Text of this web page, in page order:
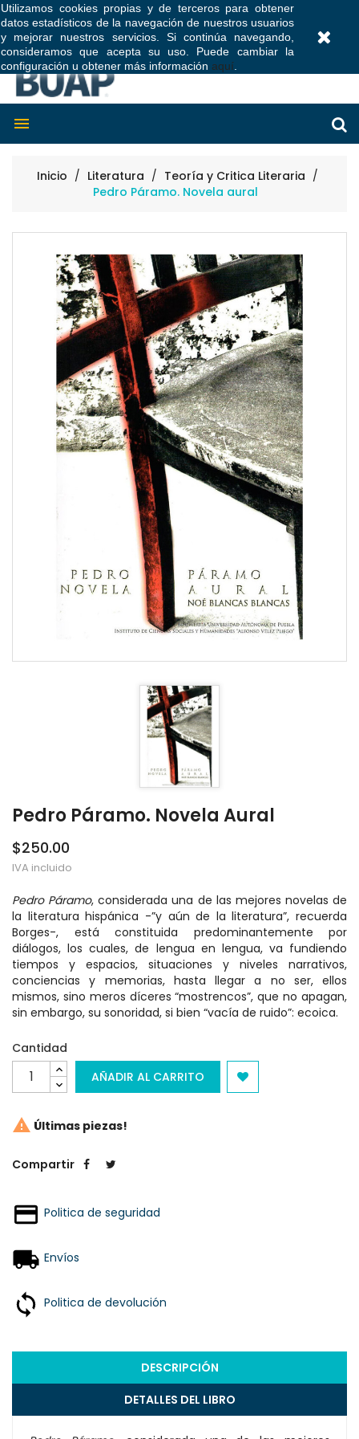
Utilizamos cookies propias y de terceros para obtener
datos estadísticos de la navegación de nuestros usuarios
y mejorar nuestros servicios. Si continúa navegando,
consideramos que acepta su uso. Puede cambiar la
configuración u obtener más información aquí

Inicio Literatura
Teoría y Critica Literaria
Pedro Páramo. Novela aural
Pedro Páramo. Novela Aural
$250.00
IVA incluido
Pedro Páramo, considerada una de las mejores novelas de
la literatura hispánica -”y aún de la literatura”, recuerda
Borges-, está constituida predominantemente por
diálogos, los cuales, de lengua en lengua, va fundiendo
tiempos y espacios, situaciones y niveles narrativos,
conciencias y memorias, hasta llegar a no ser, ellos
mismos, sino meros díceres “mostrencos”, que no apagan,
sin embargo, su sonoridad, si bien “vacía de ruido”: ecoica.
Cantidad
AÑADIR AL CARRITO
 Últimas piezas!
Compartir
Politica de seguridad
Envíos
Politica de devolución
DESCRIPCIÓN
DETALLES DEL LIBRO